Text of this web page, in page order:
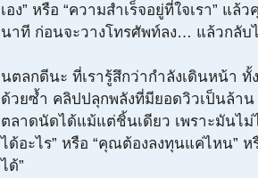
เอง” หรือ “ความสำเร็จอยู่ที่ใจเรา” แ
นาที ก่อนจะวางโทรศัพท์ลง… แล้วกลับ
นตลกดีนะ ที่เรารู้สึกว่ากำลังเดินหน้า ทั้
ด้วยซ้ำ คลิปปลุกพลังที่มียอดวิวเป็นล้า
ตลาดนัดได้แม้แต่ชิ้นเดียว เพราะมันไ
ได้อะไร” หรือ “คุณต้องลงทุนแค่ไหน”
ได้”